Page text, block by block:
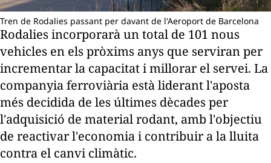
Tren de Rodalies passant per davant de l'Aeroport de Barcelona
Rodalies incorporarà un total de 101 nous
vehicles en els pròxims anys que serviran per
incrementar la capacitat i millorar el servei. La
companyia ferroviària està liderant l'aposta
més decidida de les últimes dècades per
l'adquisició de material rodant, amb l'objectiu
de reactivar l'economia i contribuir a la lluita
contra el canvi climàtic.